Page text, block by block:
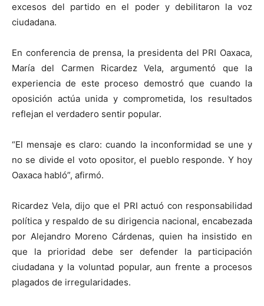
excesos del partido en el poder y debilitaron la voz
ciudadana.
En conferencia de prensa, la presidenta del PRI Oaxaca,
María del Carmen Ricardez Vela, argumentó que la
experiencia de este proceso demostró que cuando la
oposición actúa unida y comprometida, los resultados
reflejan el verdadero sentir popular.
“El mensaje es claro: cuando la inconformidad se une y
no se divide el voto opositor, el pueblo responde. Y hoy
Oaxaca habló”, afirmó.
Ricardez Vela, dijo que el PRI actuó con responsabilidad
política y respaldo de su dirigencia nacional, encabezada
por Alejandro Moreno Cárdenas, quien ha insistido en
que la prioridad debe ser defender la participación
ciudadana y la voluntad popular, aun frente a procesos
plagados de irregularidades.